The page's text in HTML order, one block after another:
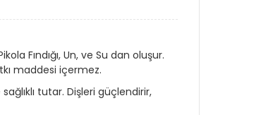
Fındığı, Un, ve Su dan oluşur.
maddesi içermez.
tutar. Dişleri güçlendirir,